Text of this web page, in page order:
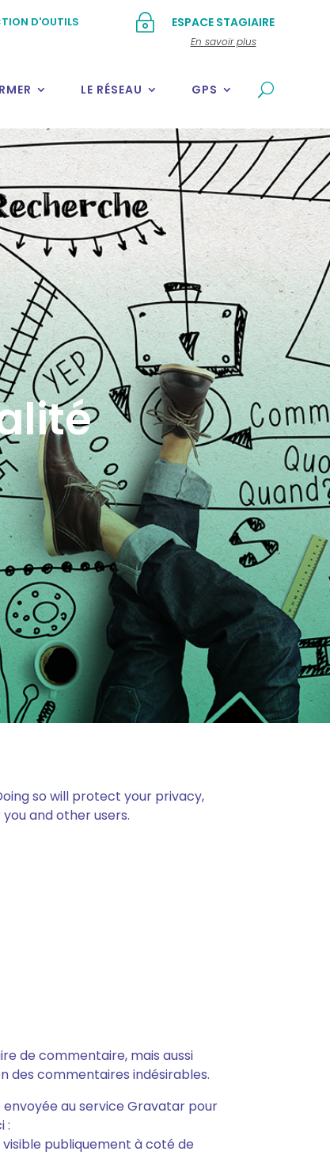
~ ESPACE STAGIAIRE
En savoir plus
D'OUTILS
LE RÉSEAU GPS
so will protect your privacy,
and other users.
de commentaire, mais aussi
des commentaires indésirables.
au service Gravatar pour
:
publiquement à coté de